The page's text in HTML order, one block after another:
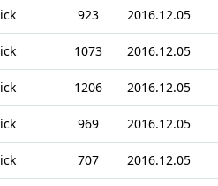
923 2016.12.05
1073 2016.12.05
1206 2016.12.05
969 2016.12.05
707 2016.12.05